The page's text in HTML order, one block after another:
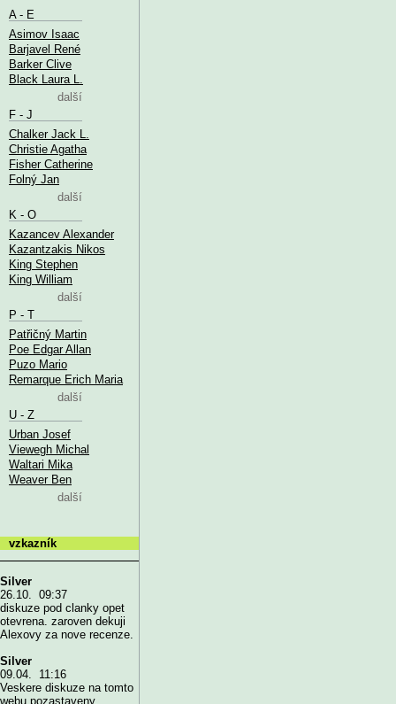
A - E
Asimov Isaac
Barjavel René
Barker Clive
Black Laura L.
další
F - J
Chalker Jack L.
Christie Agatha
Fisher Catherine
Folný Jan
další
K - O
Kazancev Alexander
Kazantzakis Nikos
King Stephen
King William
další
P - T
Patřičný Martin
Poe Edgar Allan
Puzo Mario
Remarque Erich Maria
další
U - Z
Urban Josef
Viewegh Michal
Waltari Mika
Weaver Ben
další
vzkazník
Silver
26.10. 09:37
diskuze pod clanky opet
otevrena. zaroven dekuji
Alexovy za nove recenze.
Silver
09.04. 11:16
Veskere diskuze na tomto
webu pozastaveny.